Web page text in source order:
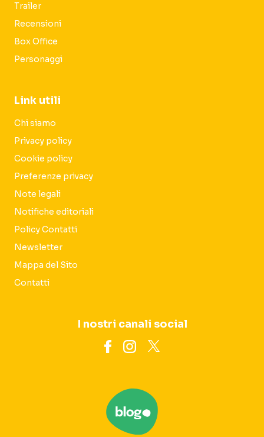
Trailer
Recensioni
Box Office
Personaggi
Link utili
Chi siamo
Privacy policy
Cookie policy
Preferenze privacy
Note legali
Notifiche editoriali
Policy Contatti
Newsletter
Mappa del Sito
Contatti
I nostri canali social